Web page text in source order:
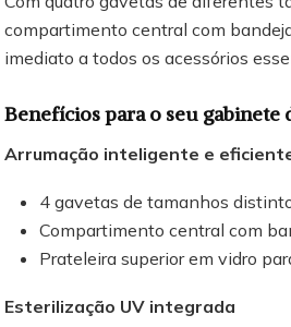
compartimento central com
imediato a todos os acessórios
Benefícios para o seu gabinete
Arrumação inteligente e
4 gavetas de tamanhos
Compartimento central com
Prateleira superior em vidro
Esterilização UV integrada